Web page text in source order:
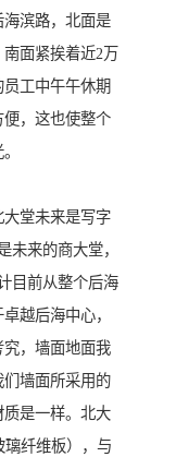
滨路，北面是
面紧挨着近2万
工中午午休期
，这也使整个
堂未来是写字
未来的商大堂，
目前从整个后海
越后海中心，
，墙面地面我
墙面所采用的
是一样。北大
璃纤维板），与